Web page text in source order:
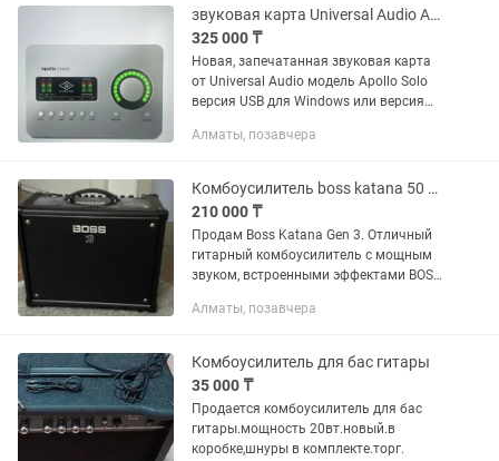
звуковая карта Universal Audio Apollo Solo heritage edition
325 000 ₸
Новая, запечатанная звуковая карта
от Universal Audio модель Apollo Solo
версия USB для Windows или версия
Алматы 5 премиальных плагинов UAD
Алматы, позавчера
Комбоусилитель boss katana 50 gen 3
210 000 ₸
Продам Boss Katana Gen 3. Отличный
гитарный комбоусилитель с мощным
звуком, встроенными эффектами BOSS,
репетиций и записи. Состояние
Алматы, позавчера
Комбоусилитель для бас гитары
35 000 ₸
Продается комбоусилитель для бас
гитары.мощность 20вт.новый.в
коробке,шнуры в комплекте.торг.